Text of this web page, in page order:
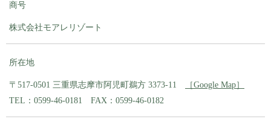
商号
株式会社モアレリゾート
所在地
〒517-0501 三重県志摩市阿児町鵜方 3373-11 ［Google Map］
TEL：0599-46-0181 FAX：0599-46-0182